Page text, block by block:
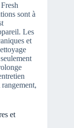
sont à
Les
et
et